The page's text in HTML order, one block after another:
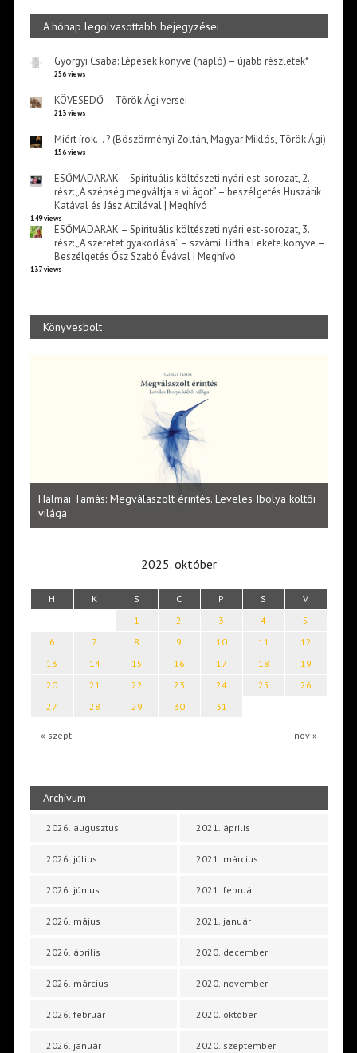
A hónap legolvasottabb bejegyzései
Györgyi Csaba: Lépések könyve (napló) – újabb részletek*
256 views
KÖVESEDŐ – Török Ági versei
213 views
Miért írok… ? (Böszörményi Zoltán, Magyar Miklós, Török Ági)
156 views
ESŐMADARAK – Spirituális költészeti nyári est-sorozat, 2.
rész: „A szépség megváltja a világot” – beszélgetés Huszárik
Katával és Jász Attilával | Meghívó
149 views
ESŐMADARAK – Spirituális költészeti nyári est-sorozat, 3.
rész: „A szeretet gyakorlása” – szvámí Tírtha Fekete könyve –
Beszélgetés Ősz Szabó Évával | Meghívó
137 views
Könyvesbolt
Halmai Tamás: Megválaszolt érintés. Leveles Ibolya költői
világa
2025. október
H K S C P S V
« szept nov »
1 2 3 4
5
6
7 8 9 10 11
12
13
14 15 16 17 18
19
20
21 22 23 24 25
26
27
28 29 30 31
Archívum
2026. augusztus
2026. július
2026. június
2026. május
2026. április
2026. március
2026. február
2026. január
2021. április
2021. március
2021. február
2021. január
2020. december
2020. november
2020. október
2020. szeptember